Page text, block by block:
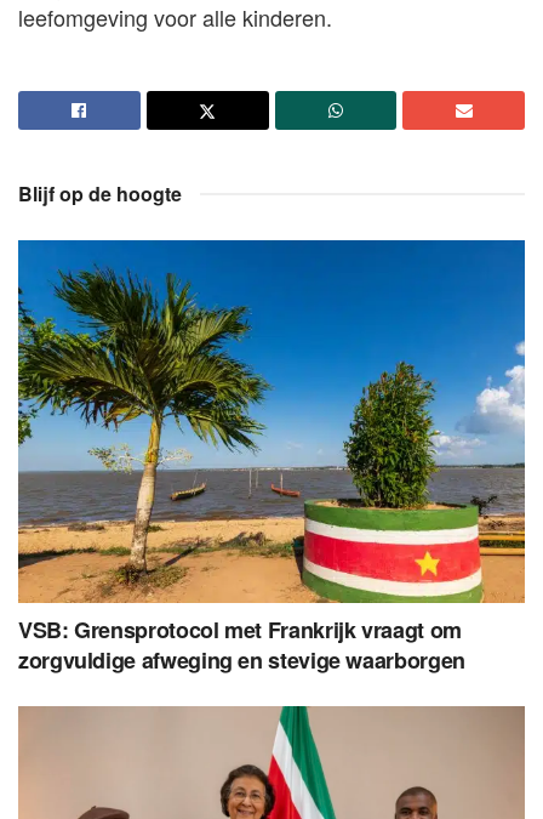
leefomgeving voor alle kinderen.
Blijf op de hoogte
VSB: Grensprotocol met Frankrijk vraagt om
zorgvuldige afweging en stevige waarborgen